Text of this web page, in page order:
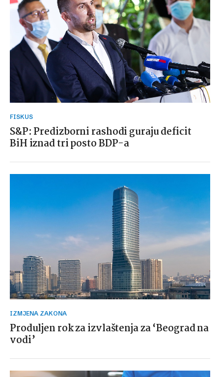
FISKUS
S&P: Predizborni rashodi guraju deficit
BiH iznad tri posto BDP-a
IZMJENA ZAKONA
Produljen rok za izvlaštenja za ‘Beograd na
vodi’